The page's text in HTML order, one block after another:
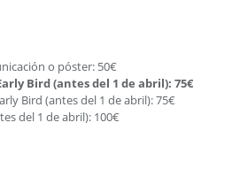
o póster: 50€
Bird (antes del 1 de abril): 75€
Bird (antes del 1 de abril): 75€
del 1 de abril): 100€